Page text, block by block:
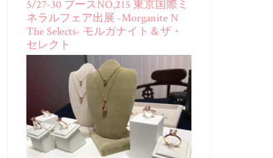
5/27-30 ブースNO,215 東京国際ミ
ネラルフェア出展 -Morganite N
The Selects- モルガナイト＆ザ・
セレクト